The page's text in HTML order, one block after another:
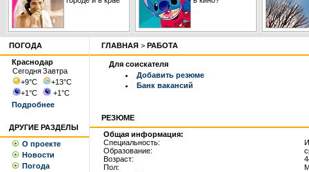
ПОГОДА
Краснодар
СегодняЗавтра
+9°С +13°С
+1°С +1°С
Подробнее
ДРУГИЕ РАЗДЕЛЫ
О проекте
Новости
Погода
ГЛАВНАЯ > РАБОТА
Для соискателя
Добавить резюме
Банк вакансий
РЕЗЮМЕ
Общая информация:
Специальность:
Образование:
Возраст:
Пол: